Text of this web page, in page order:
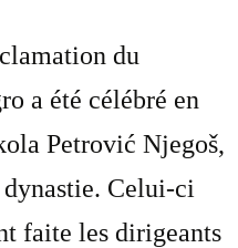
du
a été célébré en
Petrović Njegoš,
Celui-ci
faite les dirigeants